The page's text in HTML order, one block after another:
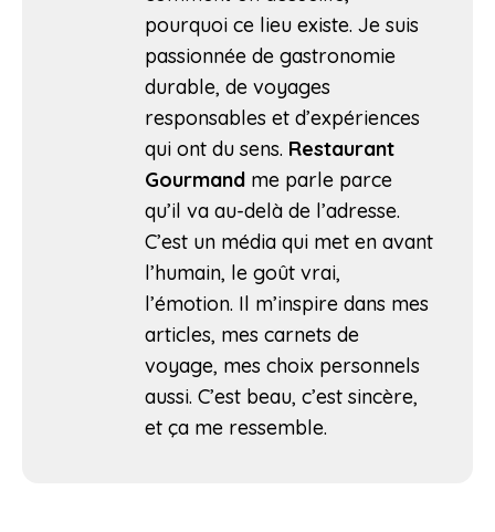
pourquoi ce lieu existe. Je suis
passionnée de gastronomie
durable, de voyages
responsables et d’expériences
qui ont du sens. Restaurant
Gourmand me parle parce
qu’il va au-delà de l’adresse.
C’est un média qui met en avant
l’humain, le goût vrai,
l’émotion. Il m’inspire dans mes
articles, mes carnets de
voyage, mes choix personnels
aussi. C’est beau, c’est sincère,
et ça me ressemble.